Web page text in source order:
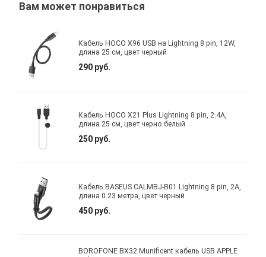
Вам может понравиться
Кабель HOCO X96 USB на Lightning 8 pin, 12W,
длина 25 cм, цвет черный
290 руб.
Кабель HOCO X21 Plus Lightning 8 pin, 2.4A,
длина 25 см, цвет черно белый
250 руб.
Кабель BASEUS CALMBJ-B01 Lightning 8 pin, 2A,
длина 0.23 метра, цвет черный
450 руб.
BOROFONE BX32 Munificent кабель USB APPLE